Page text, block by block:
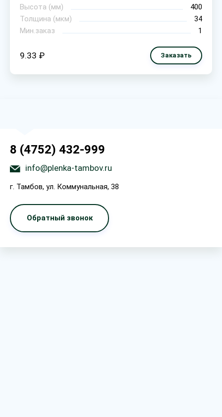
Высота (мм)
400
Толщина (мкм)
34
Мин.заказ
1
9.33 ₽ Заказать
8 (4752) 432-999
info@plenka-tambov.ru
г. Тамбов, ул. Коммунальная, 38
Обратный звонок